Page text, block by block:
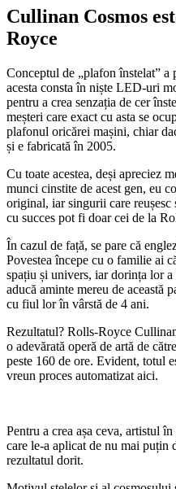
Cullinan Cosmos
Royce
Conceptul de „plafon înstelat”
acesta consta în niște LED-uri
pentru a crea senzația de cer
meșteri care exact cu asta se
plafonul oricărei mașini, chiar
și e fabricată în 2005.
Cu toate acestea, deși apreciez
munci cinstite de acest gen, eu
original, iar singurii care reușesc
cu succes pot fi doar cei de la
În cazul de față, se pare că
Povestea începe cu o familie ai
spațiu și univers, iar dorința lor
aducă aminte mereu de această
cu fiul lor în vârstă de 4 ani.
Rezultatul? Rolls-Royce
o adevărată operă de artă de
peste 160 de ore. Evident, totul
vreun proces automatizat aici.
Pentru a crea așa ceva, artistul
care le-a aplicat de nu mai puțin
rezultatul dorit.